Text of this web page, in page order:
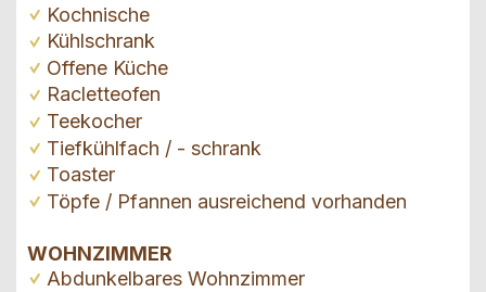
Kochnische
Kühlschrank
Offene Küche
Racletteofen
Teekocher
Tiefkühlfach / - schrank
Toaster
Töpfe / Pfannen ausreichend vorhanden
WOHNZIMMER
Abdunkelbares Wohnzimmer